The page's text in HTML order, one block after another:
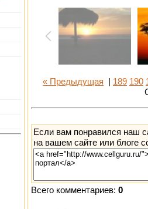
« Предыдущая 189 190
Если вам понравился наш
на вашем сайте или блоге
Всего комментариев: 0